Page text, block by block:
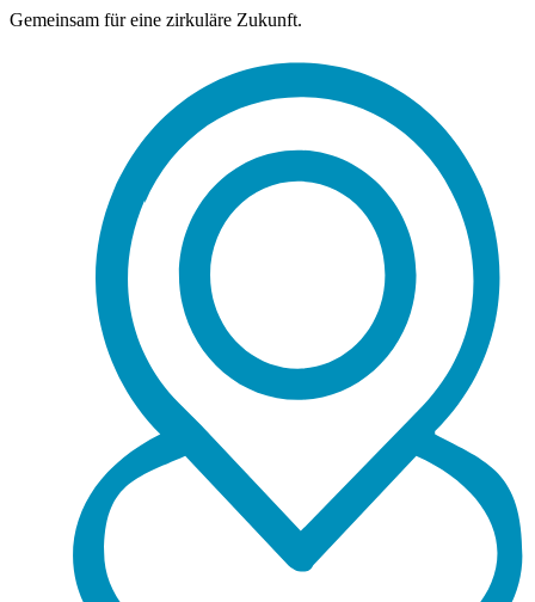
Gemeinsam für eine zirkuläre Zukunft.